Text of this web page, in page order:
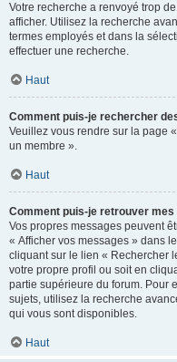
Votre recherche a renvoyé trop
afficher. Utilisez la recherche
termes employés et dans la
effectuer une recherche.
Haut
Comment puis-je rechercher
Veuillez vous rendre sur la page
un membre ».
Haut
Comment puis-je retrouver
Vos propres messages peuvent
« Afficher vos messages » dans
cliquant sur le lien « Rechercher
votre propre profil ou soit en
partie supérieure du forum. Pour
sujets, utilisez la recherche
qui vous sont disponibles.
Haut